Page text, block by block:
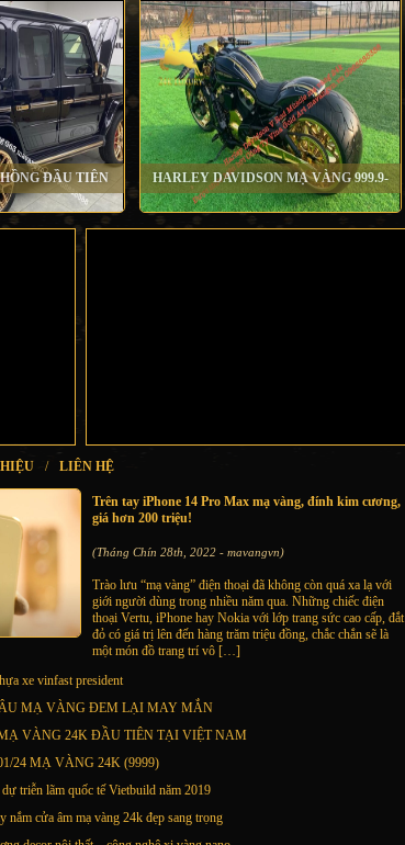
ĐẦU TIÊN HARLEY DAVIDSON MẠ VÀNG 999.9-
/ LIÊN HỆ
Trên tay iPhone 14 Pro Max mạ vàng, đính kim cương,
giá hơn 200 triệu!
(Tháng Chín 28th, 2022 - mavangvn)
Trào lưu “mạ vàng” điện thoại đã không còn quá xa lạ với
giới người dùng trong nhiều năm qua. Những chiếc điện
thoại Vertu, iPhone hay Nokia với lớp trang sức cao cấp, đắt
đỏ có giá trị lên đến hàng trăm triệu đồng, chắc chắn sẽ là
một món đồ trang trí vô […]
xe vinfast president
MẠ VÀNG ĐEM LẠI MAY MẮN
VÀNG 24K ĐẦU TIÊN TẠI VIỆT NAM
24 MẠ VÀNG 24K (9999)
triễn lãm quốc tế Vietbuild năm 2019
nắm cửa âm mạ vàng 24k đẹp sang trọng